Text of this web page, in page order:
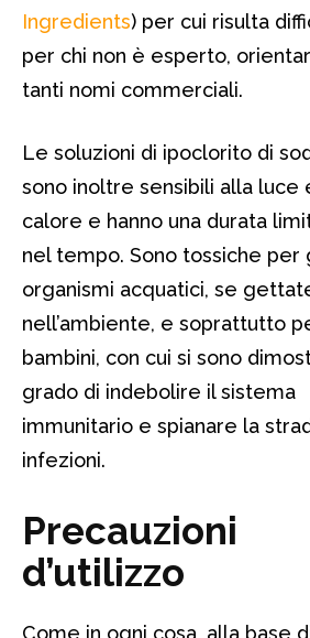
Ingredients) per cui risulta
per chi non è esperto,
tanti nomi commerciali.
Le soluzioni di ipoclorito di
sono inoltre sensibili alla luce
calore e hanno una durata
nel tempo. Sono tossiche per
organismi acquatici, se
nell’ambiente, e soprattutto
bambini, con cui si sono
grado di indebolire il sistema
immunitario e spianare la
infezioni.
Precauzioni
d’utilizzo